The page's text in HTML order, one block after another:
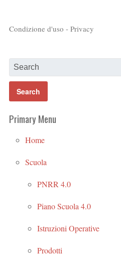
Condizione d'uso - Privacy
Primary Menu
Home
Scuola
PNRR 4.0
Piano Scuola 4.0
Istruzioni Operative
Prodotti